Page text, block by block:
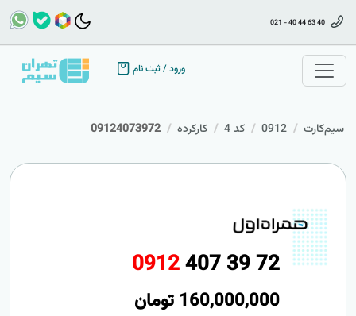
021 - 40 44 63 40
ورود/ثبت نام
سیم‌کارت 0912 کد 4 کارکرده 09124073972
09124073972
160,000,000 تومان